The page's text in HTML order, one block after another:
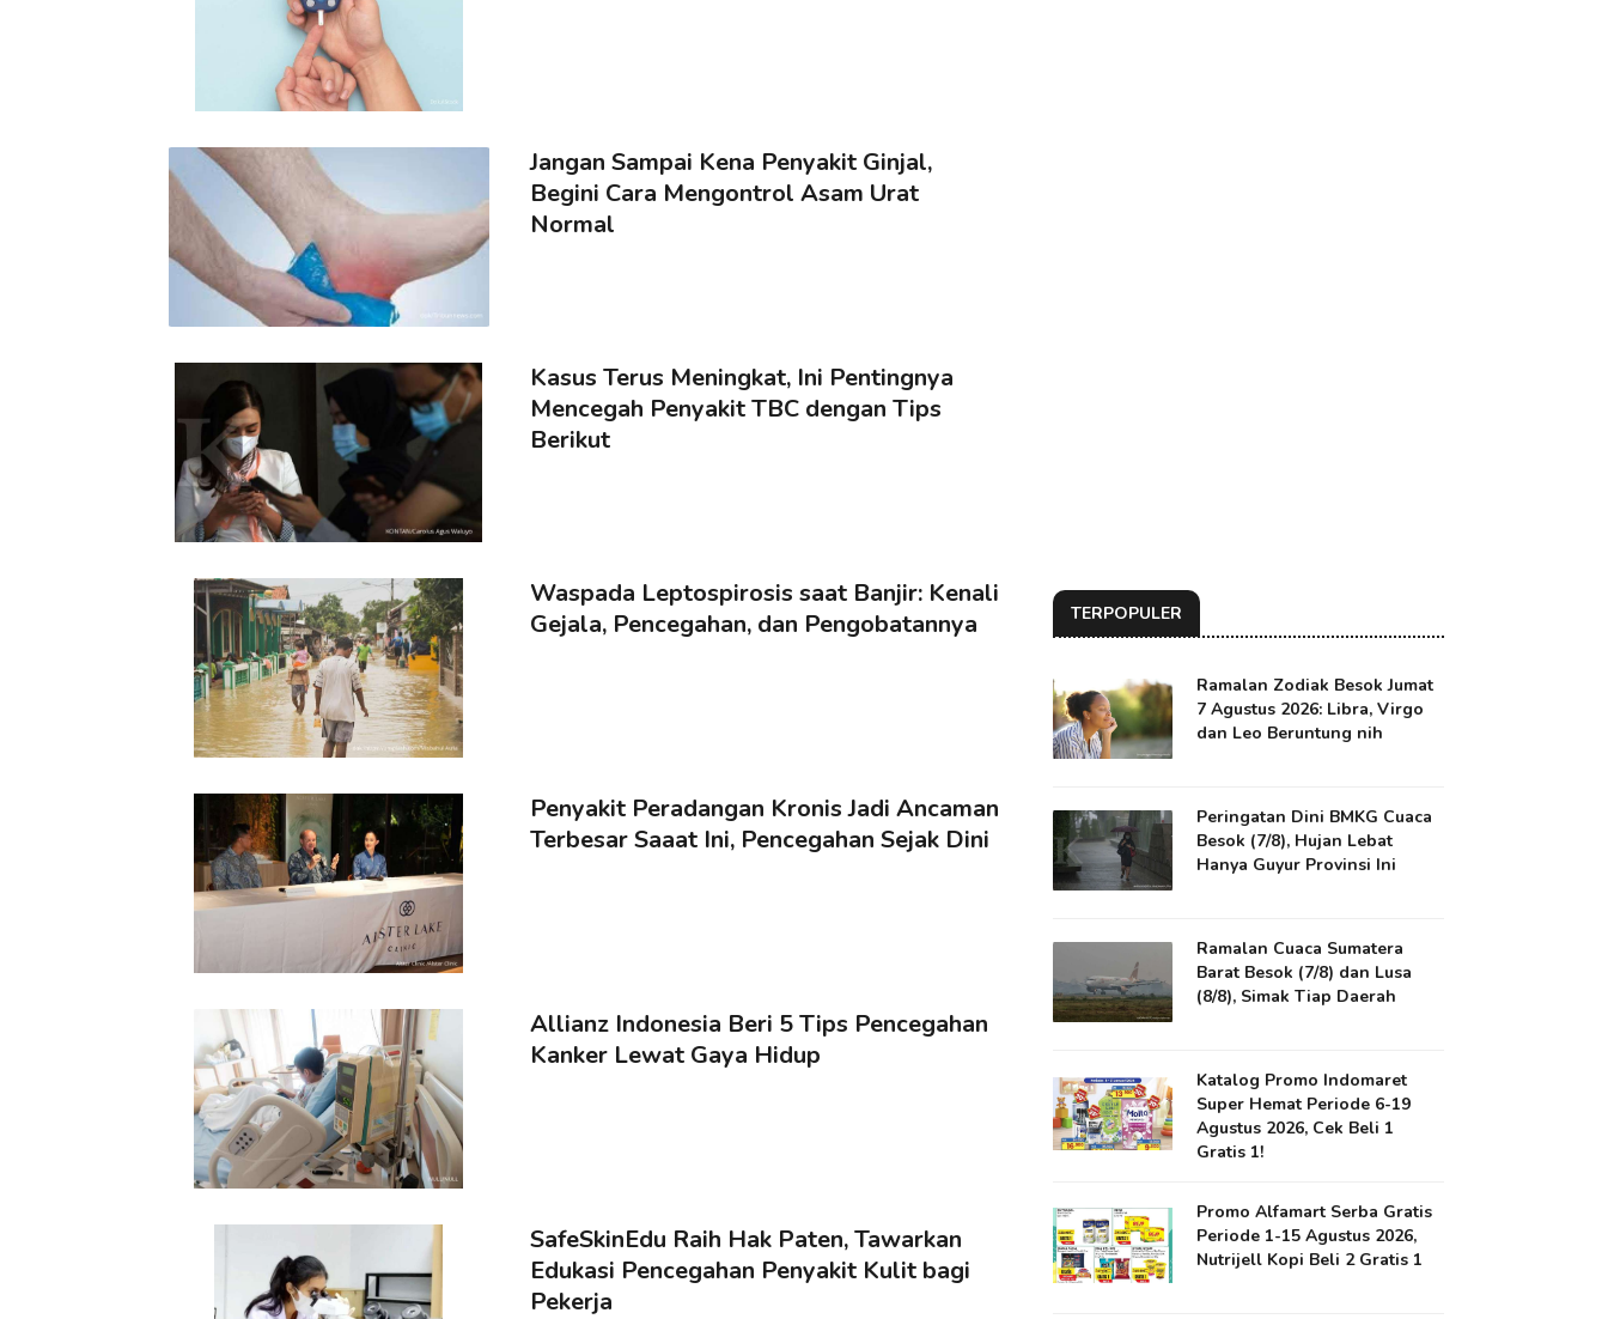
Jangan Sampai Kena Penyakit Ginjal,
Begini Cara Mengontrol Asam Urat
Normal
Kasus Terus Meningkat, Ini Pentingnya
Mencegah Penyakit TBC dengan Tips
Berikut
Waspada Leptospirosis saat Banjir: Kenali
Gejala, Pencegahan, dan Pengobatannya
Penyakit Peradangan Kronis Jadi Ancaman
Terbesar Saaat Ini, Pencegahan Sejak Dini
Allianz Indonesia Beri 5 Tips Pencegahan
Kanker Lewat Gaya Hidup
SafeSkinEdu Raih Hak Paten, Tawarkan
Edukasi Pencegahan Penyakit Kulit bagi
Pekerja
TERPOPULER
Ramalan Zodiak Besok Jumat
7 Agustus 2026: Libra, Virgo
dan Leo Beruntung nih
Peringatan Dini BMKG Cuaca
Besok (7/8), Hujan Lebat
Hanya Guyur Provinsi Ini
Ramalan Cuaca Sumatera
Barat Besok (7/8) dan Lusa
(8/8), Simak Tiap Daerah
Katalog Promo Indomaret
Super Hemat Periode 6-19
Agustus 2026, Cek Beli 1
Gratis 1!
Promo Alfamart Serba Gratis
Periode 1-15 Agustus 2026,
Nutrijell Kopi Beli 2 Gratis 1